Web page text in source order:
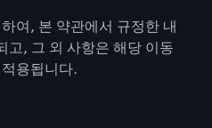
여, 본 약관에서 규정한 내
고, 그 외 사항은 해당 이동
용됩니다.